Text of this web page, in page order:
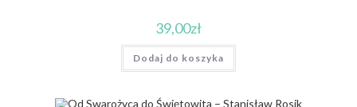
39,00zł
Dodaj do koszyka